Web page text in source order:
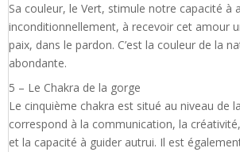
Sa couleur, le Vert, stimule notre capacité à
inconditionnellement, à recevoir cet amour
paix, dans le pardon. C’est la couleur de la
abondante.
5 – Le Chakra de la gorge
Le cinquième chakra est situé au niveau de
correspond à la communication, la
et la capacité à guider autrui. Il est